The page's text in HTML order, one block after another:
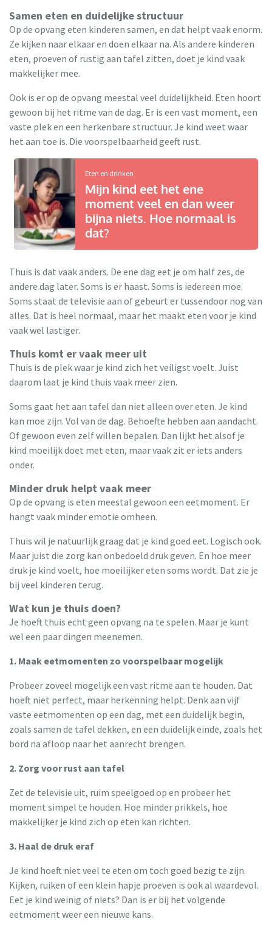
Samen eten en duidelijke structuur
Op de opvang eten kinderen samen, en dat helpt vaak enorm.
Ze kijken naar elkaar en doen elkaar na. Als andere kinderen
eten, proeven of rustig aan tafel zitten, doet je kind vaak
makkelijker mee.
Ook is er op de opvang meestal veel duidelijkheid. Eten hoort
gewoon bij het ritme van de dag. Er is een vast moment, een
vaste plek en een herkenbare structuur. Je kind weet waar
het aan toe is. Die voorspelbaarheid geeft rust.
Eten en drinken
Mijn kind eet het ene
moment veel en dan weer
bijna niets. Hoe normaal is
dat?
Thuis is dat vaak anders. De ene dag eet je om half zes, de
andere dag later. Soms is er haast. Soms is iedereen moe.
Soms staat de televisie aan of gebeurt er tussendoor nog van
alles. Dat is heel normaal, maar het maakt eten voor je kind
vaak wel lastiger.
Thuis komt er vaak meer uit
Thuis is de plek waar je kind zich het veiligst voelt. Juist
daarom laat je kind thuis vaak meer zien.
Soms gaat het aan tafel dan niet alleen over eten. Je kind
kan moe zijn. Vol van de dag. Behoefte hebben aan aandacht.
Of gewoon even zelf willen bepalen. Dan lijkt het alsof je
kind moeilijk doet met eten, maar vaak zit er iets anders
onder.
Minder druk helpt vaak meer
Op de opvang is eten meestal gewoon een eetmoment. Er
hangt vaak minder emotie omheen.
Thuis wil je natuurlijk graag dat je kind goed eet. Logisch ook.
Maar juist die zorg kan onbedoeld druk geven. En hoe meer
druk je kind voelt, hoe moeilijker eten soms wordt. Dat zie je
bij veel kinderen terug.
Wat kun je thuis doen?
Je hoeft thuis echt geen opvang na te spelen. Maar je kunt
wel een paar dingen meenemen.
1. Maak eetmomenten zo voorspelbaar mogelijk
Probeer zoveel mogelijk een vast ritme aan te houden. Dat
hoeft niet perfect, maar herkenning helpt. Denk aan vijf
vaste eetmomenten op een dag, met een duidelijk begin,
zoals samen de tafel dekken, en een duidelijk einde, zoals het
bord na afloop naar het aanrecht brengen.
2. Zorg voor rust aan tafel
Zet de televisie uit, ruim speelgoed op en probeer het
moment simpel te houden. Hoe minder prikkels, hoe
makkelijker je kind zich op eten kan richten.
3. Haal de druk eraf
Je kind hoeft niet veel te eten om toch goed bezig te zijn.
Kijken, ruiken of een klein hapje proeven is ook al waardevol.
Eet je kind weinig of niets? Dan is er bij het volgende
eetmoment weer een nieuwe kans.